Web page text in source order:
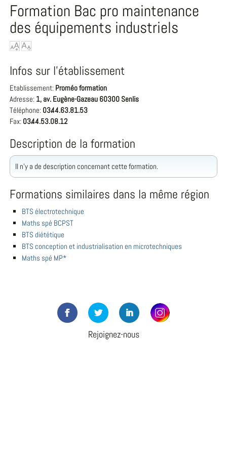
Formation Bac pro maintenance
des équipements industriels
Infos sur l'établissement
Etablissement: Proméo formation
Adresse: 1, av. Eugène-Gazeau 60300 Senlis
Téléphone: 03.44.63.81.53
Fax: 03.44.53.08.12
Description de la formation
Il n'y a de description concernant cette formation.
Formations similaires dans la même région
BTS électrotechnique
Maths spé BCPST
BTS diététique
BTS conception et industrialisation en microtechniques
Maths spé MP*
Rejoignez-nous